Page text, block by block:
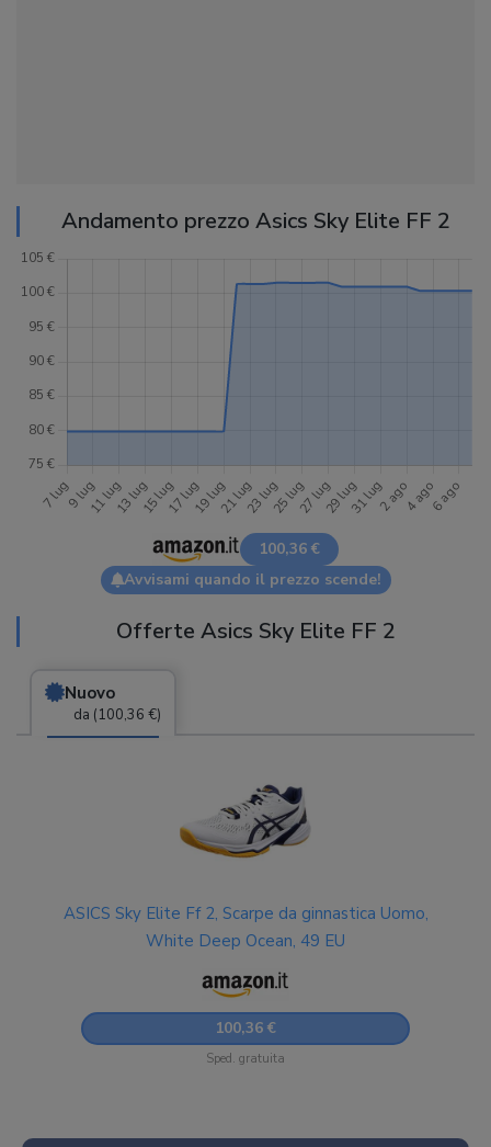
Andamento prezzo Asics Sky Elite FF 2
100,36 €
Avvisami quando il prezzo scende!
Offerte Asics Sky Elite FF 2
Nuovo
da (100,36 €)
ASICS Sky Elite Ff 2, Scarpe da ginnastica Uomo,
White Deep Ocean, 49 EU
100,36 €
Sped. gratuita